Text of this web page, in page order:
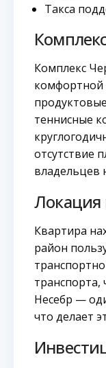
Такса
Комплекс
комфортной
теннисные
отсутствие
владельцев
Локация
Квартира
район
транспорта,
Несебр —
что делает